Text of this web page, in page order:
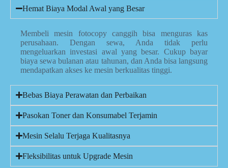
Hemat Biaya Modal Awal yang Besar
Membeli mesin fotocopy canggih bisa menguras kas
perusahaan. Dengan sewa, Anda tidak perlu
mengeluarkan investasi awal yang besar. Cukup bayar
biaya sewa bulanan atau tahunan, dan Anda bisa langsung
mendapatkan akses ke mesin berkualitas tinggi.
Bebas Biaya Perawatan dan Perbaikan
Pasokan Toner dan Konsumabel Terjamin
Mesin Selalu Terjaga Kualitasnya
Fleksibilitas untuk Upgrade Mesin